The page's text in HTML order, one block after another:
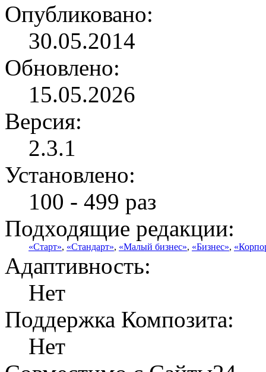
Опубликовано:
30.05.2014
Обновлено:
15.05.2026
Версия:
2.3.1
Установлено:
100 - 499 раз
Подходящие редакции:
«Старт», «Стандарт», «Малый бизнес», «Бизнес»,
Адаптивность:
Нет
Поддержка Композита:
Нет